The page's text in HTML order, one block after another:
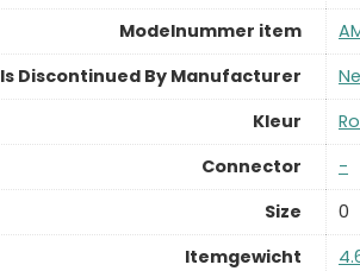
Modelnummer item
Is Discontinued By Manufacturer
Kleur
Connector
‎-
Size
‎0
Itemgewicht